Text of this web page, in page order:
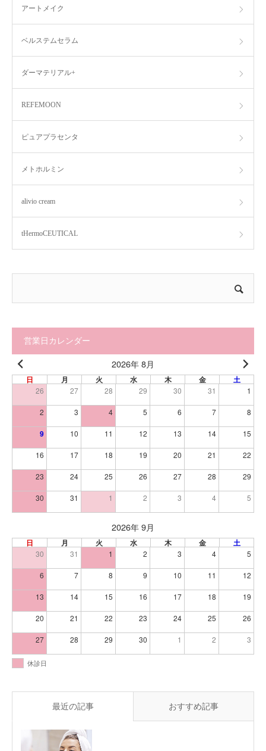
アートメイク
ベルステムセラム
ダーマテリアル+
REFEMOON
ピュアプラセンタ
メトホルミン
alivio cream
tHermoCEUTICAL
営業日カレンダー
2026年 8月
日 月 火 水 木 金 土
26 27 28 29 30 31 1
2 3 4 5 6 7 8
9 10 11 12 13 14 15
16 17 18 19 20 21 22
23 24 25 26 27 28 29
30 31 1 2 3 4 5
2026年 9月
日 月 火 水 木 金 土
30 31 1 2 3 4 5
6 7 8 9 10 11 12
13 14 15 16 17 18 19
20 21 22 23 24 25 26
27 28 29 30 1 2 3
休診日
最近の記事 おすすめ記事